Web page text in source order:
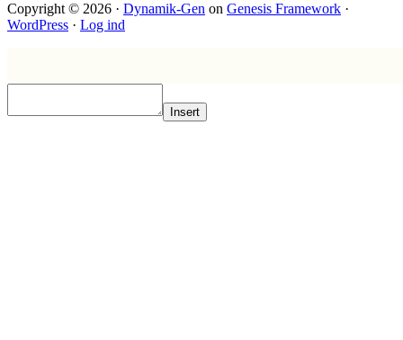
Copyright © 2026 · Dynamik-Gen on Genesis Framework ·
WordPress · Log ind
Insert